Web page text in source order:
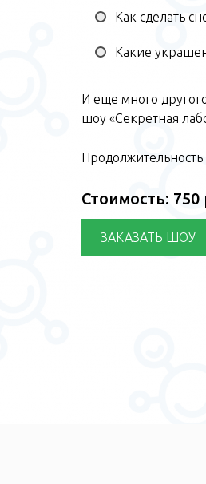
Как сделать
Какие
И еще много
шоу «Секретная
Стоимость: 750
ЗАКАЗАТЬ ШОУ